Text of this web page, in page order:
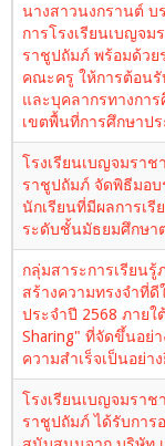
นางสาวนงกรานต์ บ
การโรงเรียนเบญจ
ราชูปถัมภ์ พร้อมด้วย
คณะครู ให้การต้อน
และบุคลากรทางกา
เขตพื้นที่การศึกษาป
โรงเรียนเบญจมราช
ราชูปถัมภ์ จัดพิธีมอบ
นักเรียนที่มีผลการเ
ระดับชั้นมัธยมศึกษา
กลุ่มสาระการเรียนรู้
สร้างความทรงจำที่
ประจำปี 2568 ภายใ
Sharing" ที่จัดขึ้นอย่
ความสำเร็จเป็นอย่าง
โรงเรียนเบญจมราช
ราชูปถัมภ์ ได้รับการ